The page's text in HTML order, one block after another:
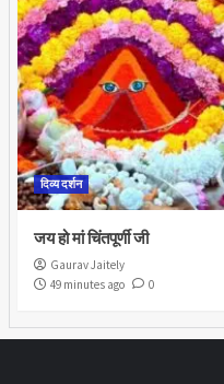
दिव्य दर्शन
जय हो मां चिंतपूर्णी जी
Gaurav Jaitely
49 minutes ago
0